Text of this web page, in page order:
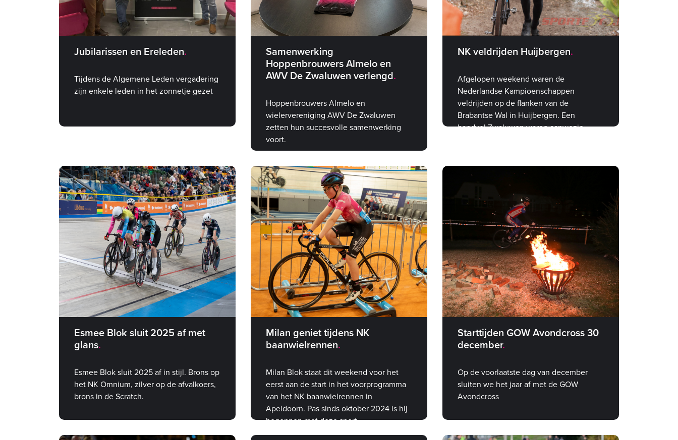
Jubilarissen en Ereleden
Tijdens de Algemene Leden vergadering
zijn enkele leden in het zonnetje gezet
Samenwerking
Hoppenbrouwers Almelo en
AWV De Zwaluwen verlengd
Hoppenbrouwers Almelo en
wielervereniging AWV De Zwaluwen
zetten hun succesvolle samenwerking
voort.
NK veldrijden Huijbergen
Afgelopen weekend waren de
Nederlandse Kampioenschappen
veldrijden op de flanken van de
Brabantse Wal in Huijbergen. Een
handvol Zwaluwen waren aanwezig
Esmee Blok sluit 2025 af met
glans
Esmee Blok sluit 2025 af in stijl. Brons op
het NK Omnium, zilver op de afvalkoers,
brons in de Scratch.
Milan geniet tijdens NK
baanwielrennen
Milan Blok staat dit weekend voor het
eerst aan de start in het voorprogramma
van het NK baanwielrennen in
Apeldoorn. Pas sinds oktober 2024 is hij
begonnen met deze sport
Starttijden GOW Avondcross 30
december
Op de voorlaatste dag van december
sluiten we het jaar af met de GOW
Avondcross